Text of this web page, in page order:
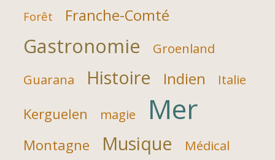
Forêt
Franche-Comté
Gastronomie
Groenland
Guarana
Histoire Indien Italie
Kerguelen magie Mer
Montagne Musique Médical